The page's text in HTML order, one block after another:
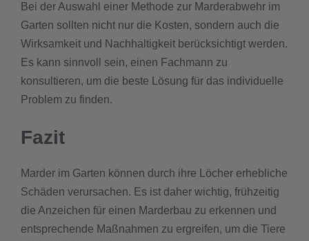
Bei der Auswahl einer Methode zur Marderabwehr im
Garten sollten nicht nur die Kosten, sondern auch die
Wirksamkeit und Nachhaltigkeit berücksichtigt werden.
Es kann sinnvoll sein, einen Fachmann zu
konsultieren, um die beste Lösung für das individuelle
Problem zu finden.
Fazit
Marder im Garten können durch ihre Löcher erhebliche
Schäden verursachen. Es ist daher wichtig, frühzeitig
die Anzeichen für einen Marderbau zu erkennen und
entsprechende Maßnahmen zu ergreifen, um die Tiere